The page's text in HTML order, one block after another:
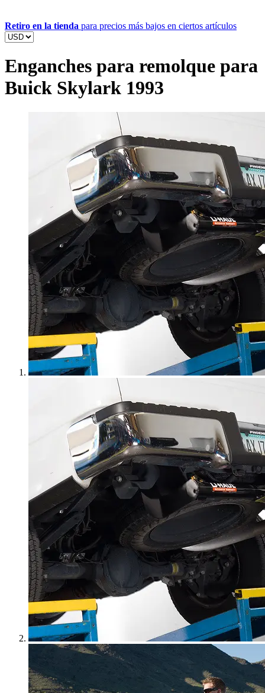
Retiro en la tienda para precios más bajos en ciertos artículos
Enganches para remolque para
Buick Skylark 1993